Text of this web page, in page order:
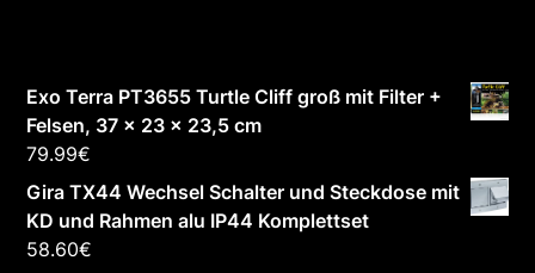
Exo Terra PT3655 Turtle Cliff groß mit Filter +
Felsen, 37 x 23 x 23,5 cm
79.99€
Gira TX44 Wechsel Schalter und Steckdose mit
KD und Rahmen alu IP44 Komplettset
58.60€